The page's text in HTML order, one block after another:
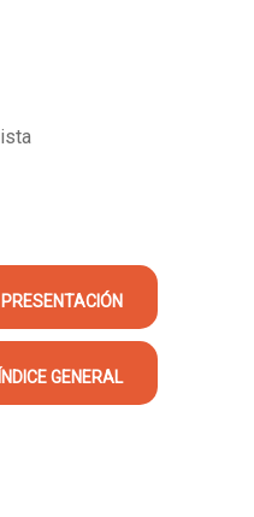
GENERAL